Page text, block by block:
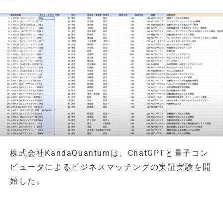
株式会社KandaQuantumは、ChatGPTと量子コン
ピュータによるビジネスマッチングの実証実験を開
始した。